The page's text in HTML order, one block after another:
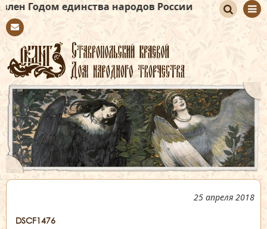
единства народов России
tact
иск
25 апреля 2018
DSCF1476